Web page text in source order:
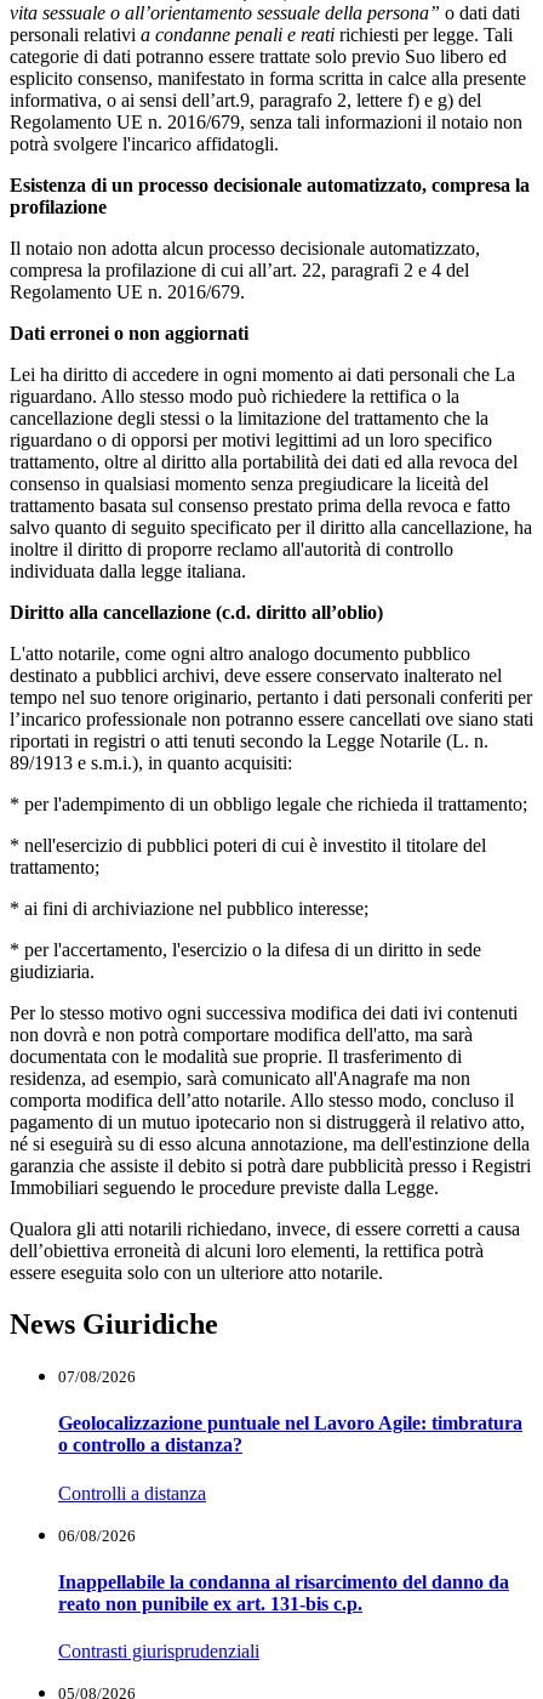
vita sessuale o all’orientamento sessuale della persona” o dati dati
personali relativi a condanne penali e reati richiesti per legge. Tali
categorie di dati potranno essere trattate solo previo Suo libero ed
esplicito consenso, manifestato in forma scritta in calce alla presente
informativa, o ai sensi dell’art.9, paragrafo 2, lettere f) e g) del
Regolamento UE n. 2016/679, senza tali informazioni il notaio non
potrà svolgere l'incarico affidatogli.
Esistenza di un processo decisionale automatizzato, compresa la
profilazione
Il notaio non adotta alcun processo decisionale automatizzato,
compresa la profilazione di cui all’art. 22, paragrafi 2 e 4 del
Regolamento UE n. 2016/679.
Dati erronei o non aggiornati
Lei ha diritto di accedere in ogni momento ai dati personali che La
riguardano. Allo stesso modo può richiedere la rettifica o la
cancellazione degli stessi o la limitazione del trattamento che la
riguardano o di opporsi per motivi legittimi ad un loro specifico
trattamento, oltre al diritto alla portabilità dei dati ed alla revoca del
consenso in qualsiasi momento senza pregiudicare la liceità del
trattamento basata sul consenso prestato prima della revoca e fatto
salvo quanto di seguito specificato per il diritto alla cancellazione, ha
inoltre il diritto di proporre reclamo all'autorità di controllo
individuata dalla legge italiana.
Diritto alla cancellazione (c.d. diritto all’oblio)
L'atto notarile, come ogni altro analogo documento pubblico
destinato a pubblici archivi, deve essere conservato inalterato nel
tempo nel suo tenore originario, pertanto i dati personali conferiti per
l’incarico professionale non potranno essere cancellati ove siano stati
riportati in registri o atti tenuti secondo la Legge Notarile (L. n.
89/1913 e s.m.i.), in quanto acquisiti:
* per l'adempimento di un obbligo legale che richieda il trattamento;
* nell'esercizio di pubblici poteri di cui è investito il titolare del
trattamento;
* ai fini di archiviazione nel pubblico interesse;
* per l'accertamento, l'esercizio o la difesa di un diritto in sede
giudiziaria.
Per lo stesso motivo ogni successiva modifica dei dati ivi contenuti
non dovrà e non potrà comportare modifica dell'atto, ma sarà
documentata con le modalità sue proprie. Il trasferimento di
residenza, ad esempio, sarà comunicato all'Anagrafe ma non
comporta modifica dell’atto notarile. Allo stesso modo, concluso il
pagamento di un mutuo ipotecario non si distruggerà il relativo atto,
né si eseguirà su di esso alcuna annotazione, ma dell'estinzione della
garanzia che assiste il debito si potrà dare pubblicità presso i Registri
Immobiliari seguendo le procedure previste dalla Legge.
Qualora gli atti notarili richiedano, invece, di essere corretti a causa
dell’obiettiva erroneità di alcuni loro elementi, la rettifica potrà
essere eseguita solo con un ulteriore atto notarile.
News Giuridiche
07/08/2026
Geolocalizzazione puntuale nel Lavoro Agile: timbratura
o controllo a distanza?
Controlli a distanza
06/08/2026
Inappellabile la condanna al risarcimento del danno da
reato non punibile ex art. 131-bis c.p.
Contrasti giurisprudenziali
05/08/2026